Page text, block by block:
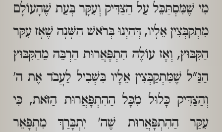
מִי שֶׁמִּסְתַּכֵּל עַל הַצַּדִּיק וְעִקָּר בְּעֵת שֶׁהָעוֹלָם
מִתְקַבְּצִין אֵלָיו, דְּהַיְנוּ בְּרֹאשׁ הַשָּׁנָה שֶׁאָז עִקַּר
הַקִּבּוּץ, וְאָז עוֹלֶה הִתְפָּאֲרוּת הַרְבֵּה מֵהַקִּבּוּץ
הַנַּ"ל שֶׁמִּתְקַבְּצִין אֵלָיו בִּשְׁבִיל לַעֲבֹד אֶת ה'
וְהַצַּדִּיק כָּלוּל מִכָּל הַהִתְפָּאֲרוּת הַזֹּאת, כִּי
עִקַּר הַהִתְפָּאֲרוּת שֶׁה' יִתְבָּרַךְ מִתְפָּאֵר